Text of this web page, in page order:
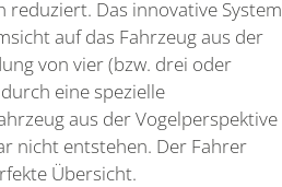
Das innovative System
auf das Fahrzeug aus der
von vier (bzw. drei oder
eine spezielle
aus der Vogelperspektive
nicht entstehen. Der Fahrer
Übersicht.